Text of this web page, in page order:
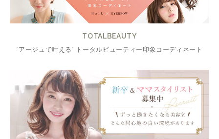
TOTALBEAUTY
"アージュで叶える" トータルビューティー印象コーディネート